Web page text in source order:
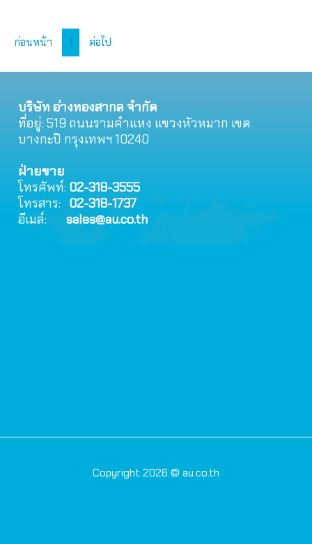
ก่อนหน้า 1 ต่อไป
บริษัท อ่างทองสากล จำกัด
ที่อยู่: 519 ถนนรามคําแหง แขวงหัวหมาก เขต
บางกะปิ กรุงเทพฯ 10240
ฝ่ายขาย
โทรศัพท์: 02-318-3555
โทรสาร:02-318-1737
อีเมล์:sales@au.co.th
Copyright 2026 © au.co.th